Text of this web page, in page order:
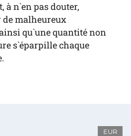
à n`en pas douter,
de malheureux
qu`une quantité non
s`éparpille chaque
EUR